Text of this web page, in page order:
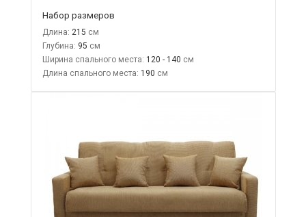
Набор размеров
Длина: 215
Глубина: 95
Ширина спального места: 120 - 140
Длина спального места: 190